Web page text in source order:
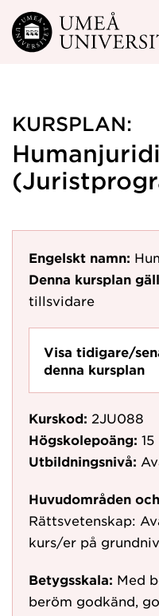
Hoppa direkt till
KURSPLAN:
Engelskt namn:
Denna kursplan
tillsvidare
Visa tidigare/
denna kursplan
Kurskod: 2JU088
Högskolepoäng: 15
Utbildningsnivå:
Huvudområden
Rättsvetenskap:
kurs/er på
Betygsskala: Med
beröm godkänd,